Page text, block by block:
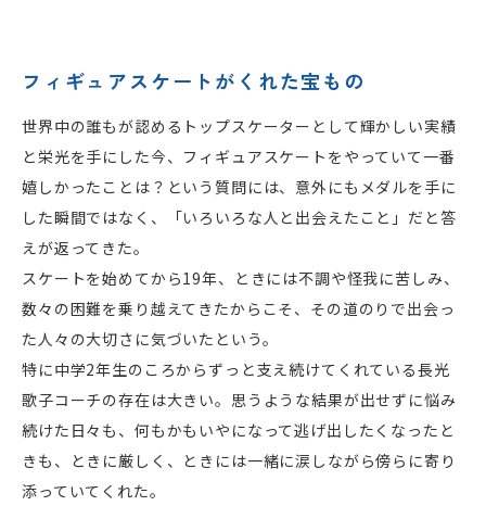
フィギュアスケートがくれた宝もの
世界中の誰もが認めるトップスケーターとして輝かしい実績
と栄光を手にした今、フィギュアスケートをやっていて一番
嬉しかったことは？という質問には、意外にもメダルを手に
した瞬間ではなく、「いろいろな人と出会えたこと」だと答
えが返ってきた。
スケートを始めてから19年、ときには不調や怪我に苦しみ、
数々の困難を乗り越えてきたからこそ、その道のりで出会っ
た人々の大切さに気づいたという。
特に中学2年生のころからずっと支え続けてくれている長光
歌子コーチの存在は大きい。思うような結果が出せずに悩み
続けた日々も、何もかもいやになって逃げ出したくなったと
きも、ときに厳しく、ときには一緒に涙しながら傍らに寄り
添っていてくれた。